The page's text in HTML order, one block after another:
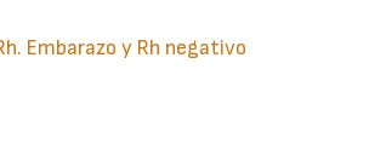
Embarazo y Rh negativo